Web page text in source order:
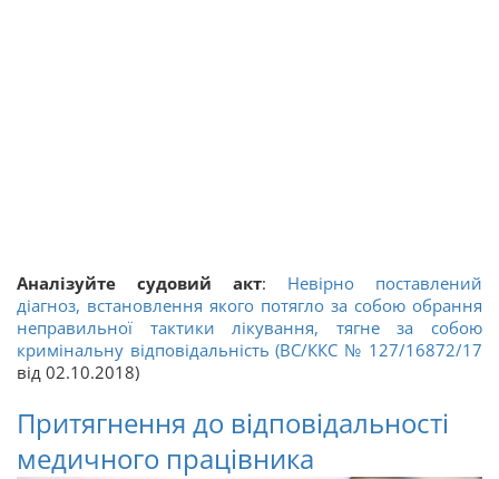
Аналізуйте судовий акт: Невірно поставлений
діагноз, встановлення якого потягло за собою обрання
неправильної тактики лікування, тягне за собою
кримінальну відповідальність (ВС/ККС № 127/16872/17
від 02.10.2018)
Притягнення до відповідальності
медичного працівника